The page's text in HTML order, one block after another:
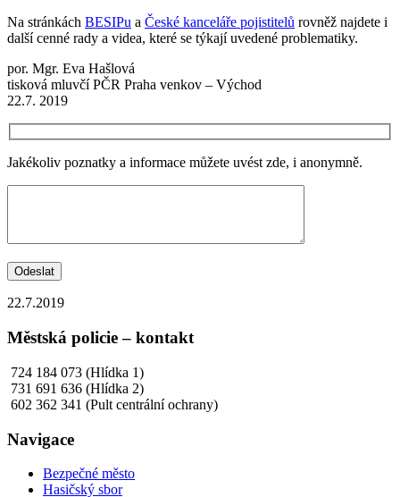
Na stránkách BESIPu a České kanceláře pojistitelů rovněž najdete i
další cenné rady a videa, které se týkají uvedené problematiky.
por. Mgr. Eva Hašlová
tisková mluvčí PČR Praha venkov – Východ
22.7. 2019
Jakékoliv poznatky a informace můžete uvést zde, i anonymně.
Odeslat
22.7.2019
Městská policie – kontakt
724 184 073 (Hlídka 1)
731 691 636 (Hlídka 2)
602 362 341 (Pult centrální ochrany)
Navigace
Bezpečné město
Hasičský sbor